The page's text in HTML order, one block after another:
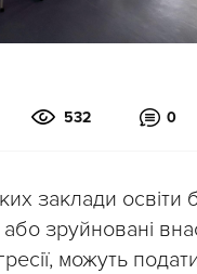
532 0
заклади освіти
зруйновані
можуть